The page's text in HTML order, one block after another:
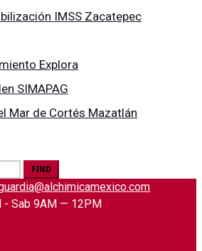
IMSS Zacatepec
Explora
SIMAPAG
Mar de Cortés Mazatlán
- Sab 9AM — 12PM